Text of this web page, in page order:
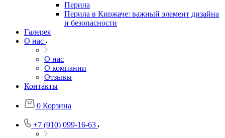
Перила
Перила в Киржаче: важный элемент дизайна
и безопасности
Галерея
О нас
О нас
О компании
Отзывы
Контакты
0 Корзина
+7 (910) 099-16-63